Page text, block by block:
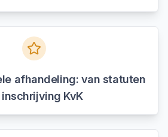
afhandeling: van statuten
KvK